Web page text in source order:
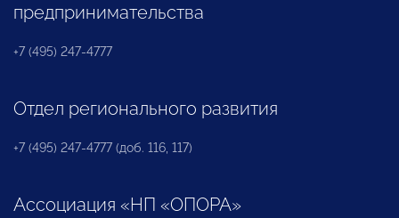
предпринимательства
+7 (495) 247-4777
Отдел регионального развития
+7 (495) 247-4777 (доб. 116, 117)
Ассоциация «НП «ОПОРА»